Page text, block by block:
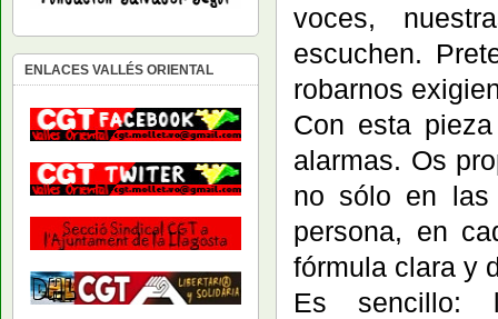
voces,
escuchen.
robarnos
Con esta
alarmas. Os
no sólo en
persona, en
fórmula clara y
Es sencillo:
ENLACES VALLÉS ORIENTAL